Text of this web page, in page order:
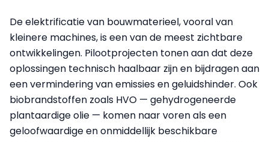
De elektrificatie van bouwmaterieel, vooral van
kleinere machines, is een van de meest zichtbare
ontwikkelingen. Pilootprojecten tonen aan dat deze
oplossingen technisch haalbaar zijn en bijdragen aan
een vermindering van emissies en geluidshinder. Ook
biobrandstoffen zoals HVO — gehydrogeneerde
plantaardige olie — komen naar voren als een
geloofwaardige en onmiddellijk beschikbare